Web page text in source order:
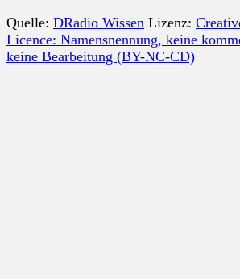
Quelle: DRadio Wissen Lizenz:
Licence: Namensnennung, keine
keine Bearbeitung (BY-NC-CD)